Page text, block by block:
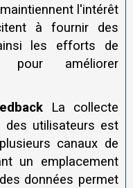
l'intérêt
à fournir des
les efforts de
pour améliorer
La collecte
des utilisateurs est
canaux de
un emplacement
données permet